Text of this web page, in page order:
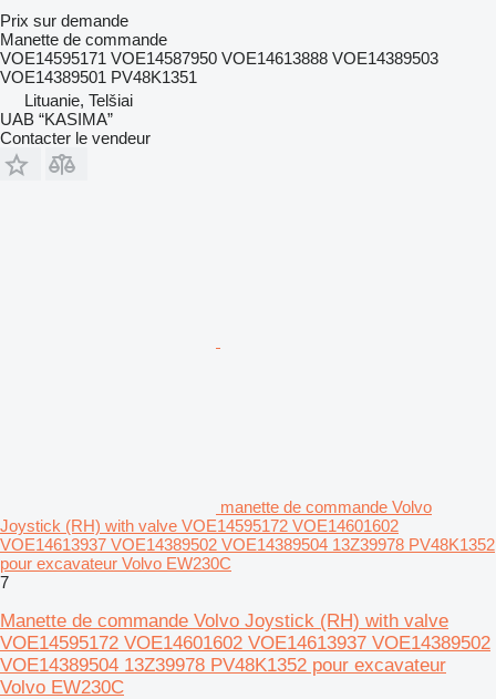
Prix sur demande
Manette de commande
VOE14595171 VOE14587950 VOE14613888 VOE14389503
VOE14389501 PV48K1351
Lituanie, Telšiai
UAB “KASIMA”
Contacter le vendeur
manette de commande Volvo
Joystick (RH) with valve VOE14595172 VOE14601602
VOE14613937 VOE14389502 VOE14389504 13Z39978 PV48K1352
pour excavateur Volvo EW230C
7
Manette de commande Volvo Joystick (RH) with valve
VOE14595172 VOE14601602 VOE14613937 VOE14389502
VOE14389504 13Z39978 PV48K1352 pour excavateur
Volvo EW230C